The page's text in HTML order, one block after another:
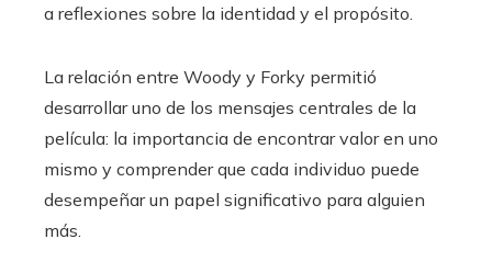
a reflexiones sobre la identidad y el propósito.
La relación entre Woody y Forky permitió
desarrollar uno de los mensajes centrales de la
película: la importancia de encontrar valor en uno
mismo y comprender que cada individuo puede
desempeñar un papel significativo para alguien
más.